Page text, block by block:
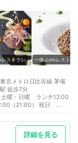
ストラン 一休.comレストラ
京メトロ日比谷線 茅場
徒歩7分
曜・日曜 ランチ12:00
（21:00） 祝日
詳細を見る